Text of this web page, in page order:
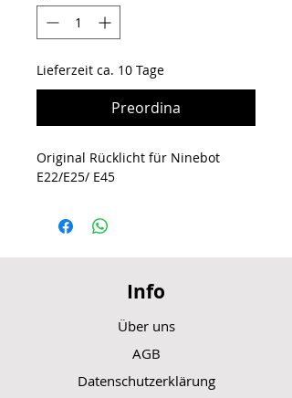
Lieferzeit ca. 10 Tage
Preordina
Original Rücklicht für Ninebot
E22/E25/ E45
Info
Über uns
AGB
Datenschutzerklärung